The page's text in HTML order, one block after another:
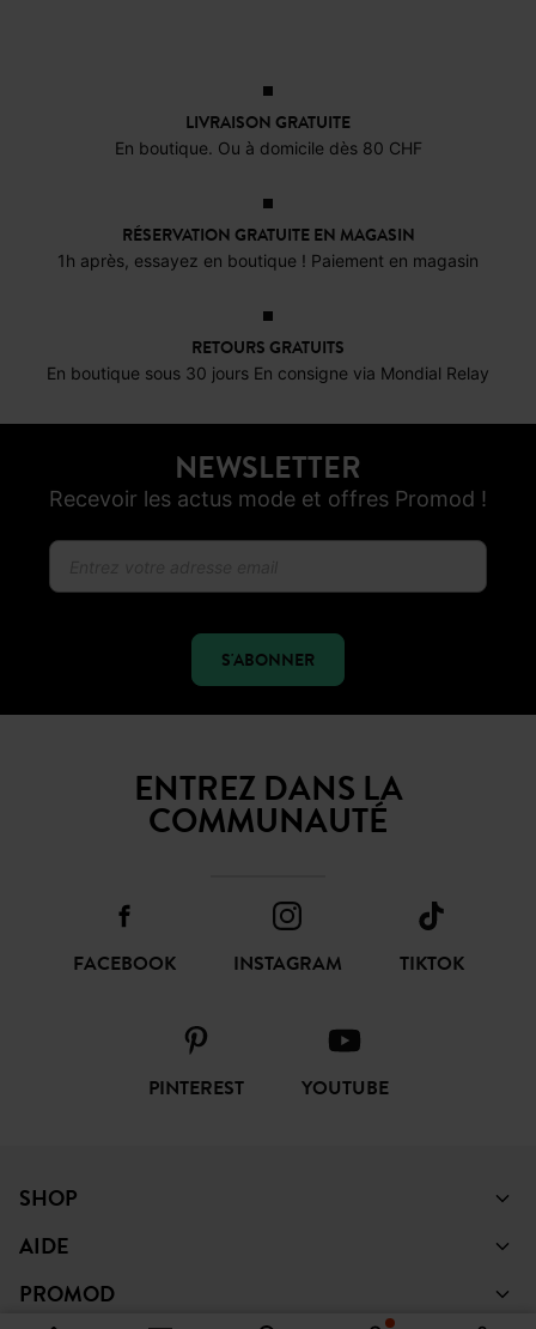
LIVRAISON GRATUITE
En boutique. Ou à domicile dès 80 CHF
RÉSERVATION GRATUITE EN MAGASIN
1h après, essayez en boutique ! Paiement en magasin
RETOURS GRATUITS
En boutique sous 30 jours En consigne via Mondial Relay
NEWSLETTER
Recevoir les actus mode et offres Promod !
S'ABONNER
ENTREZ DANS LA
COMMUNAUTÉ
FACEBOOK INSTAGRAM TIKTOK
PINTEREST YOUTUBE
SHOP
AIDE
PROMOD